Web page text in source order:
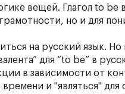
вещей. Глагол to be
но и для
на русский язык.
для “to be” в
в зависимости от
и "являться"